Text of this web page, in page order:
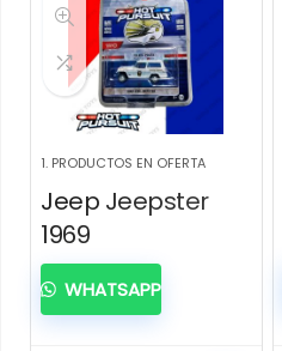
1. PRODUCTOS EN OFERTA
Jeep Jeepster
1969
WHATSAPP